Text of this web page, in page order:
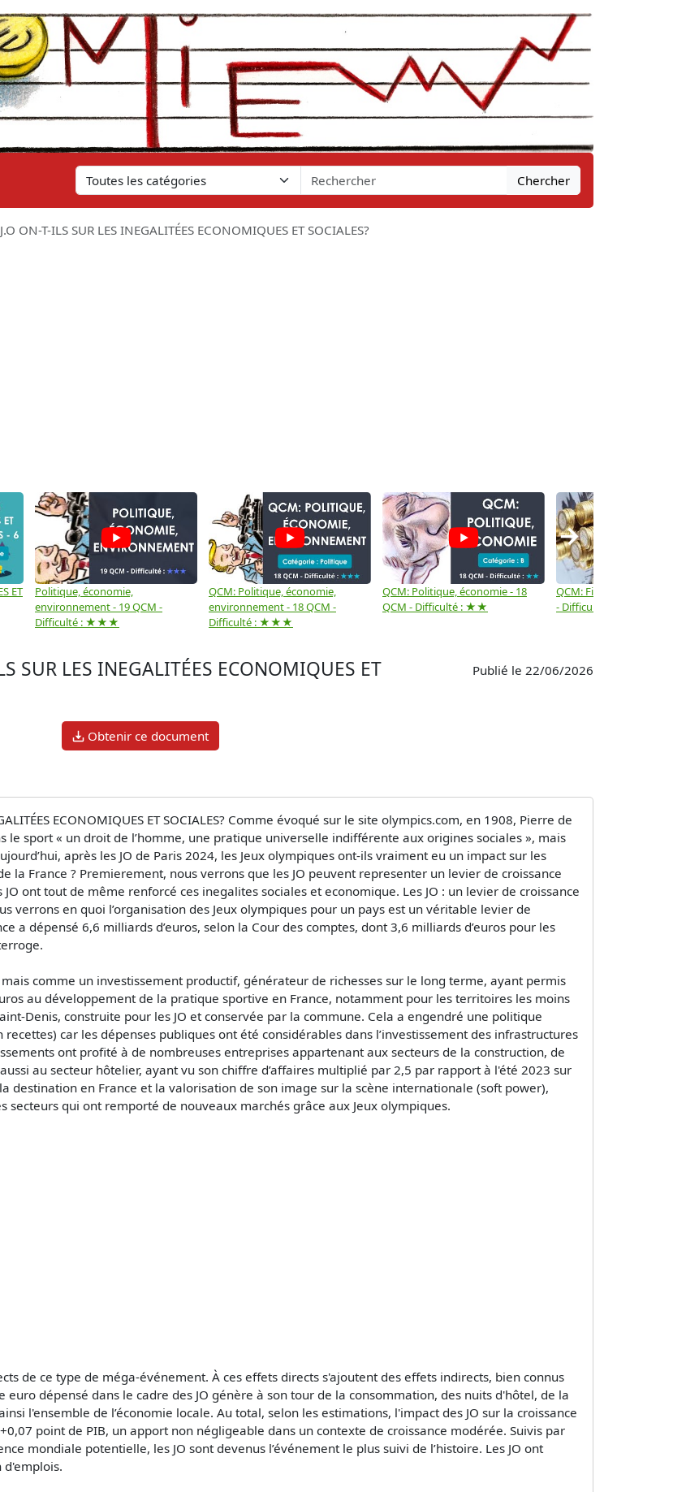
Chercher
ON-T-ILS SUR LES INEGALITÉES ECONOMIQUES ET SOCIALES?
ET
Politique, économie,
environnement - 19 QCM -
Difficulté : ★★★
QCM: Politique, économie,
environnement - 18 QCM -
Difficulté : ★★★
QCM: Politique, économie - 18
QCM - Difficulté : ★★
QCM: Finances - Niveau 3
- Difficulté : ★★★
→
SUR LES INEGALITÉES ECONOMIQUES ET
Publié le 22/06/2026
Obtenir ce document
ECONOMIQUES ET SOCIALES? Comme évoqué sur le site olympics.com, en 1908, Pierre de
le sport « un droit de l’homme, une pratique universelle indifférente aux origines sociales », mais
après les JO de Paris 2024, les Jeux olympiques ont-ils vraiment eu un impact sur les
la France ? Premierement, nous verrons que les JO peuvent representer un levier de croissance
ont tout de même renforcé ces inegalites sociales et economique. Les JO : un levier de croissance
verrons en quoi l’organisation des Jeux olympiques pour un pays est un véritable levier de
a dépensé 6,6 milliards d’euros, selon la Cour des comptes, dont 3,6 milliards d’euros pour les
comme un investissement productif, générateur de richesses sur le long terme, ayant permis
au développement de la pratique sportive en France, notamment pour les territoires les moins
Denis, construite pour les JO et conservée par la commune. Cela a engendré une politique
car les dépenses publiques ont été considérables dans l’investissement des infrastructures
ont profité à de nombreuses entreprises appartenant aux secteurs de la construction, de
au secteur hôtelier, ayant vu son chiffre d’affaires multiplié par 2,5 par rapport à l'été 2023 sur
destination en France et la valorisation de son image sur la scène internationale (soft power),
secteurs qui ont remporté de nouveaux marchés grâce aux Jeux olympiques.
de ce type de méga-événement. À ces effets directs s'ajoutent des effets indirects, bien connus
dépensé dans le cadre des JO génère à son tour de la consommation, des nuits d'hôtel, de la
l'ensemble de l’économie locale. Au total, selon les estimations, l'impact des JO sur la croissance
point de PIB, un apport non négligeable dans un contexte de croissance modérée. Suivis par
mondiale potentielle, les JO sont devenus l’événement le plus suivi de l’histoire. Les JO ont